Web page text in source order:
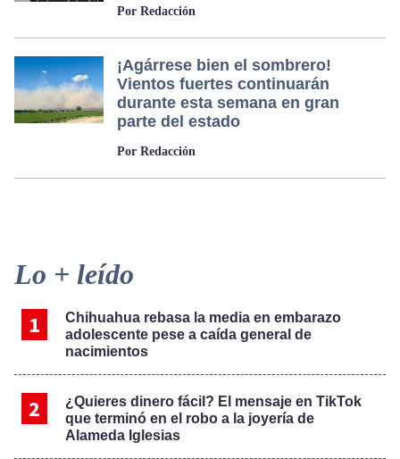
Por Redacción
¡Agárrese bien el sombrero!
Vientos fuertes continuarán
durante esta semana en gran
parte del estado
Por Redacción
Primary
Sidebar
Lo + leído
Chihuahua rebasa la media en embarazo
adolescente pese a caída general de
nacimientos
¿Quieres dinero fácil? El mensaje en TikTok
que terminó en el robo a la joyería de
Alameda Iglesias